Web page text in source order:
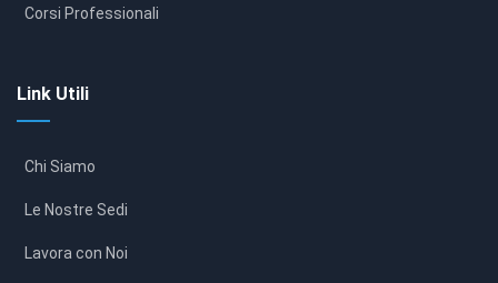
Corsi Professionali
Link Utili
Chi Siamo
Le Nostre Sedi
Lavora con Noi